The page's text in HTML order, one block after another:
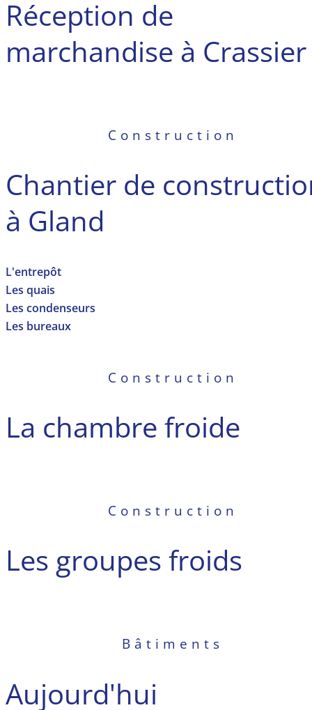
Réception de
marchandise à Crassier
Construction
Chantier de
à Gland
L'entrepôt
Les quais
Les condenseurs
Les bureaux
Construction
La chambre froide
Construction
Les groupes froids
Bâtiments
Aujourd'hui